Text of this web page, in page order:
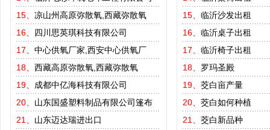
15、 凉山州高原弥散氧,西藏弥散氧
16、 四川思英琪科技有限公司
17、 中心供氧厂家,西安中心供氧厂
18、 西藏高原弥散氧,西藏弥散氧
19、 成都中亿海科技有限公司
20、 山东国盛塑料制品有限公司篷布
21、 山东迈达瑞进出口
15、 临沂沙发出租
16、 临沂桌子出租
17、 临沂椅子出租
18、 罗玛圣殿
19、 茭白亩产量
20、 茭白如何种植
21、 茭白新品种